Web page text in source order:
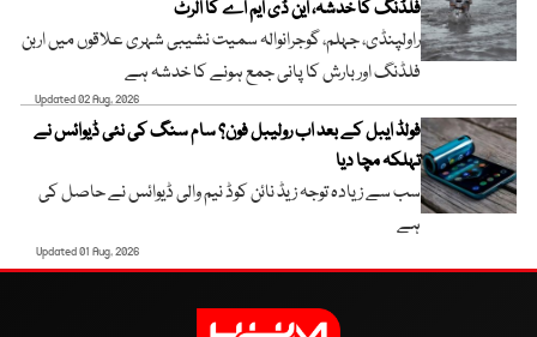
فلڈنگ کا خدشہ، این ڈی ایم اے کا الرٹ
راولپنڈی، جہلم، گوجرانوالہ سمیت نشیبی شہری علاقوں میں اربن
فلڈنگ اور بارش کا پانی جمع ہونے کا خدشہ ہے
Updated 02 Aug, 2026
فولڈ ایبل کے بعد اب رولیبل فون؟ سام سنگ کی نئی ڈیوائس نے
تہلکہ مچا دیا
سب سے زیادہ توجہ زیڈ نائن کوڈ نیم والی ڈیوائس نے حاصل کی
ہے
Updated 01 Aug, 2026